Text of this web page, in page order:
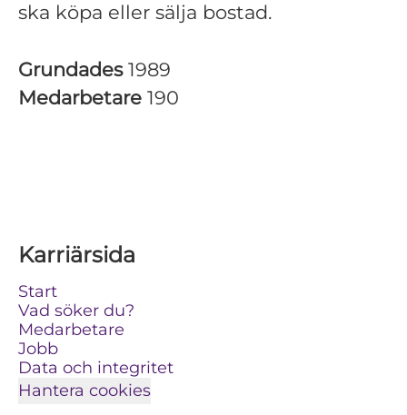
ska köpa eller sälja bostad.
Grundades 1989
Medarbetare 190
Karriärsida
Start
Vad söker du?
Medarbetare
Jobb
Data och integritet
Hantera cookies